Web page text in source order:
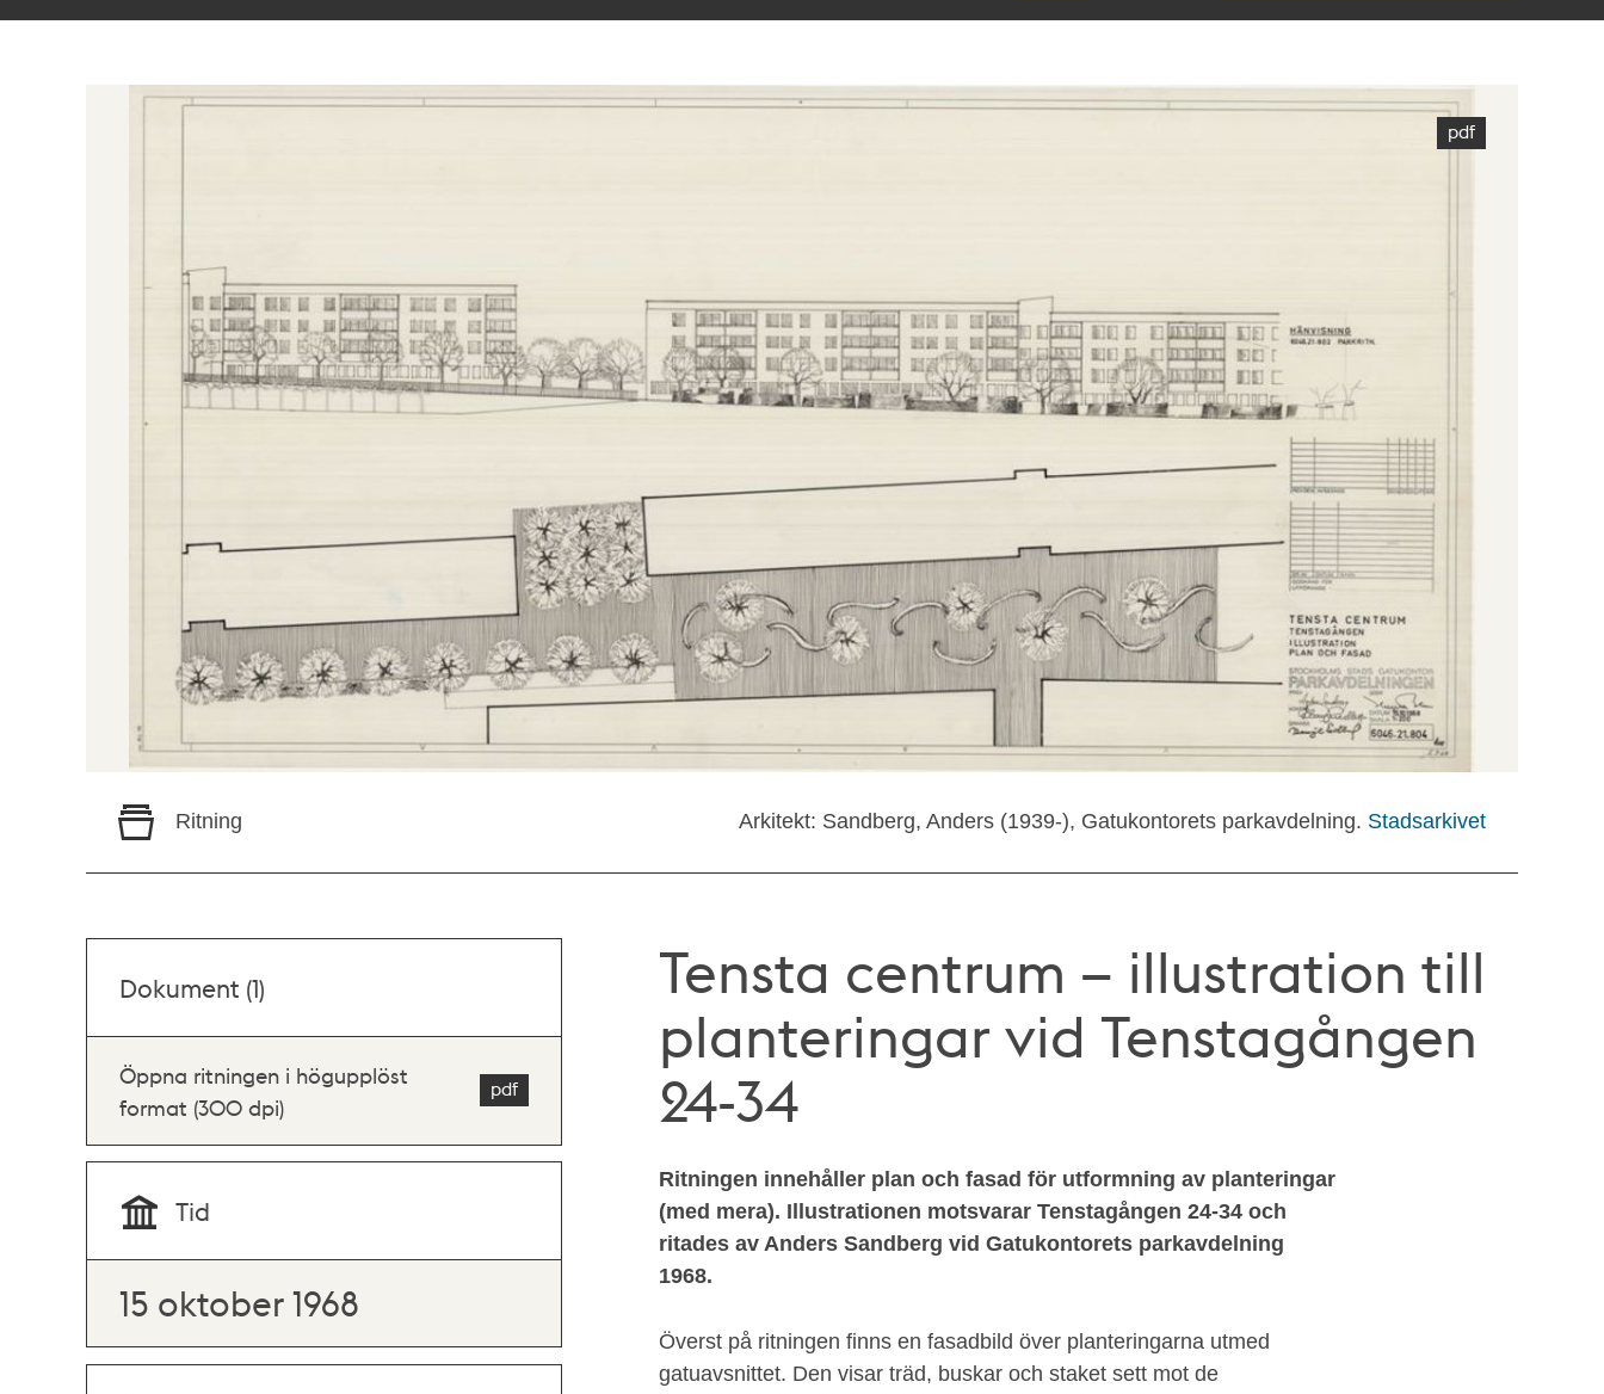
Ritning Arkitekt: Sandberg, Anders (1939-), Gatukontorets parkavdelning. Stadsarkivet
Tensta centrum – illustration till
planteringar vid Tenstagången
24-34
Ritningen innehåller plan och fasad för utformning av planteringar
(med mera). Illustrationen motsvarar Tenstagången 24-34 och
ritades av Anders Sandberg vid Gatukontorets parkavdelning
1968.
Överst på ritningen finns en fasadbild över planteringarna utmed
gatuavsnittet. Den visar träd, buskar och staket sett mot de
Dokument (1)
Öppna ritningen i högupplöst
format (300 dpi)
Tid
15 oktober 1968